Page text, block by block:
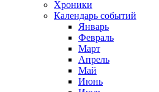
Хроники
Календарь событий
Январь
Февраль
Март
Апрель
Май
Июнь